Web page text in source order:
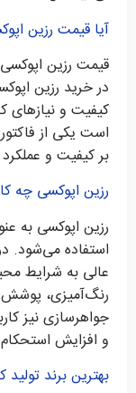
آیا قیمت رزین
قیمت رزین
در خرید رزین
کیفیت و نیازهای
است یکی از
بر کیفیت و
رزین اپوکسی چه
رزین اپوکسی به
استفاده می‌شود.
عالی به شرایط
رنگ‌آمیزی، پوشش
جواهرسازی نیز
و افزایش
بهترین برند